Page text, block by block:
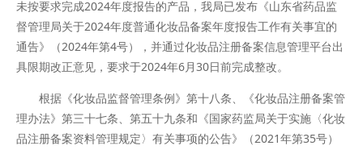
未按要求完成2024年度报告的产品，我局已发布《山东省药品监
督管理局关于2024年度普通化妆品备案年度报告工作有关事宜的
通告》（2024年第4号），并通过化妆品注册备案信息管理平台出
具限期改正意见，要求于2024年6月30日前完成整改。
根据《化妆品监督管理条例》第十八条、《化妆品注册备案管
理办法》第三十七条、第五十九条和《国家药监局关于实施〈化妆
品注册备案资料管理规定〉有关事项的公告》（2021年第35号）